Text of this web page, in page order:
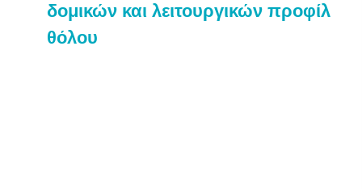
δομικών και λειτουργικών προφίλ
θόλου